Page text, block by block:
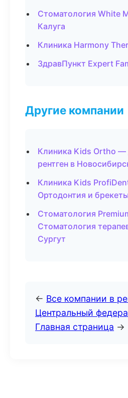
Стоматология White
Калуга
Клиника Harmony
ЗдравПункт Expert
Другие компании
Клиника Kids Ortho —
рентген в
Клиника Kids
Ортодонтия и
Стоматология
Стоматология
Сургут
← Все компании в
Центральный
Главная страница →